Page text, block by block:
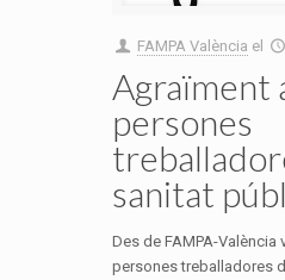
FAMPA València el
Agraïment
persones
sanitat
Des de FAMPA-València
persones treballadores